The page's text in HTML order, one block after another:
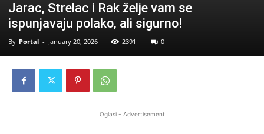
Jarac, Strelac i Rak želje vam se
ispunjavaju polako, ali sigurno!
By Portal - January 20, 2026 2391 0
Oglasi - Advertisement